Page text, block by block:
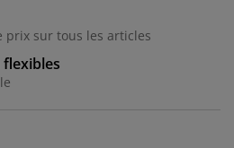
prix sur tous les articles